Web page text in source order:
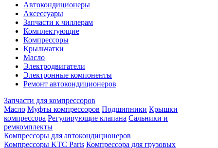
Автокондиционеры
Аксессуары
Запчасти к чиллерам
Комплектующие
Компрессоры
Крыльчатки
Масло
Электродвигатели
Электронные компоненты
Ремонт автокондиционеров
Запчасти для компрессоров
Масло Муфты компрессоров Подшипники Крышки
компрессора Регулирующие клапана Сальники и
ремкомплекты
Компрессоры для автокондиционеров
Компрессоры KTC Parts Компрессора для грузовых